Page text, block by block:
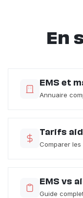
En
EMS et
Annuaire
Tarifs
Comparer
EMS vs
Guide